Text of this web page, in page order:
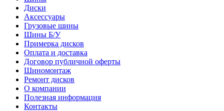
Диски
Аксессуары
Грузовые шины
Шины Б/У
Примерка дисков
Оплата и доставка
Договор публичной оферты
Шиномонтаж
Ремонт дисков
О компании
Полезная информация
Контакты